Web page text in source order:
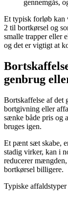
gennemgås,
Et typisk forløb kan
2 til bortkørsel og
smalle trapper eller
og det er vigtigt at
genbrug
Bortskaffelse af det
bortgivning eller
sænke både pris og
bruges igen.
Et pænt sæt skabe,
stadig virker, kan i
reducerer
bortkørsel billigere.
Typiske